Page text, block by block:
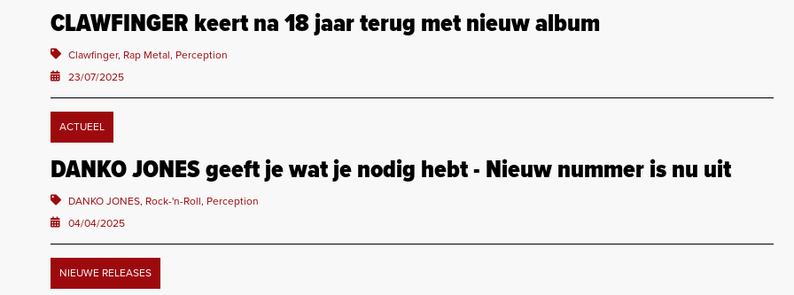
CLAWFINGER keert na 18 jaar terug met nieuw album
Clawfinger, Rap Metal, Perception
23/07/2025
ACTUEEL
DANKO JONES geeft je wat je nodig hebt - Nieuw nummer is nu uit
DANKO JONES, Rock-'n-Roll, Perception
04/04/2025
NIEUWE RELEASES